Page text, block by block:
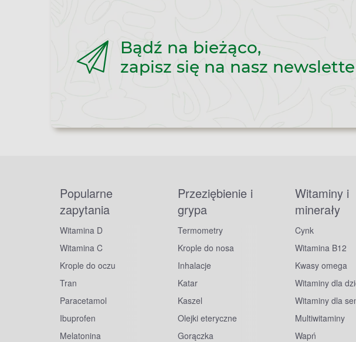
Bądź na bieżąco,
zapisz się na nasz
Popularne
zapytania
Witamina D
Witamina C
Krople do oczu
Tran
Paracetamol
Ibuprofen
Melatonina
Przeziębienie i
grypa
Termometry
Krople do nosa
Inhalacje
Katar
Kaszel
Olejki eteryczne
Gorączka
Witaminy i
minerały
Cynk
Witamina B12
Kwasy omega
Witaminy dla
Witaminy dla
Multiwitaminy
Wapń